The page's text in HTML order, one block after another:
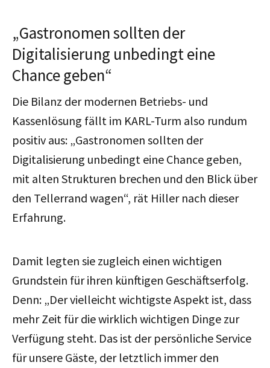
„Gastronomen sollten der
Digitalisierung unbedingt eine
Chance geben“
Die Bilanz der modernen Betriebs- und
Kassenlösung fällt im KARL-Turm also rundum
positiv aus: „Gastronomen sollten der
Digitalisierung unbedingt eine Chance geben,
mit alten Strukturen brechen und den Blick über
den Tellerrand wagen“, rät Hiller nach dieser
Erfahrung.
Damit legten sie zugleich einen wichtigen
Grundstein für ihren künftigen Geschäftserfolg.
Denn: „Der vielleicht wichtigste Aspekt ist, dass
mehr Zeit für die wirklich wichtigen Dinge zur
Verfügung steht. Das ist der persönliche Service
für unsere Gäste, der letztlich immer den